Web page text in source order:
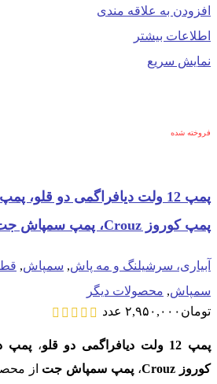
افزودن به علاقه مندی
اطلاعات بیشتر
نمایش سریع
فروخته شده
پمپ 12 ولت دیافراگمی دو قلو،
پمپ کوروز Crouz، پمپ سمپاش جت
آبیاری، سرشیلنگ و مه پاش, سمپاش,
سمپاش, محصولات دیگر
تومان ۲,۹۵۰,۰۰۰ عدد
پمپ 12 ولت دیافراگمی دو قلو ،پمپ
کوروز Crouz
، پمپ سمپاش جت از